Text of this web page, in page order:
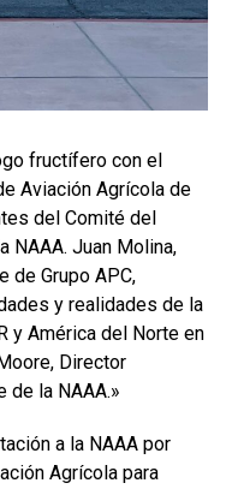
fructífero con el
Aviación Agrícola de
del Comité del
NAAA. Juan Molina,
de Grupo APC,
y realidades de la
y América del Norte en
Director
de la NAAA.»
a la NAAA por
Agrícola para